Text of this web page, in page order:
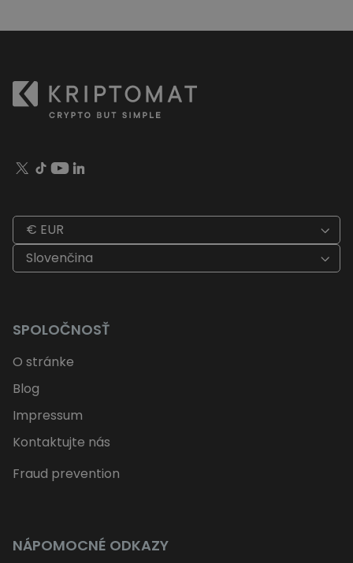
€ EUR
Slovenčina
SPOLOČNOSŤ
O stránke
Blog
Impressum
Kontaktujte nás
Fraud prevention
NÁPOMOCNÉ ODKAZY